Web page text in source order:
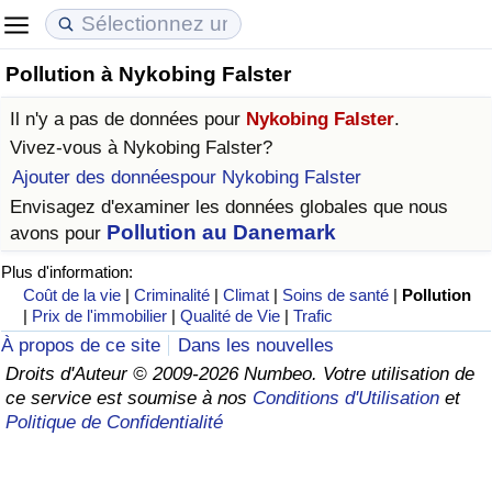
Pollution à Nykobing Falster
Il n'y a pas de données pour Nykobing Falster.
Vivez-vous à Nykobing Falster?
Ajouter des donnéespour Nykobing Falster
Envisagez d'examiner les données globales que nous
avons pour Pollution au Danemark
Plus d'information:
Coût de la vie |Criminalité |Climat | Soins de santé | Pollution
| Prix de l'immobilier |Qualité de Vie |Trafic
À propos de ce site
Dans les nouvelles
Droits d'Auteur © 2009-2026 Numbeo. Votre utilisation de
ce service est soumise à nos Conditions d'Utilisation et
Politique de Confidentialité
Coût de la vie
Indice du Coût de la Vie (Actuel)
Indice du Coût de la Vie
Indice du coût de la vie par pays
à Akaba
Prix de l'immobilier
Indice des Prix de l'immobilier (Actuel)
Indice des Prix de l'immobilier
Indice des Prix de l'immobilier par Pays
Qualité de Vie
Indice de Qualité de Vie
Indice de Qualité de Vie (Actuel)
Indice de qualité de vie par pays
Criminalité
Indice de Criminalité (Actuel)
Indice de Criminalité